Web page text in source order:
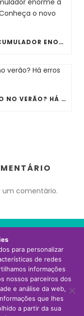
JÁ NINGUÉM QUER UM TERMOACUMULADOR ENORME À VISTA NA COZINHA OU NA LAVANDARIA. CONHEÇA O NOVO ONIX ESSENTIAL DA THERMOR
A SUA CASA AQUECE DEMASIADO NO VERÃO? HÁ ERROS QUE QUASE TODA A GENTE COMETE
um comentário.
Portugal
para personalizar
de redes
informações
nossos parceiros dos
e análise da web,
que lhes
a partir da sua